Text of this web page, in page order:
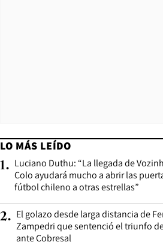
LO MÁS LEÍDO
1. Luciano Duthu: “La llegada de
Colo ayudará mucho a abrir las
fútbol chileno a otras estrellas”
2. El golazo desde larga distancia de
Zampedri que sentenció el triunfo
ante Cobresal